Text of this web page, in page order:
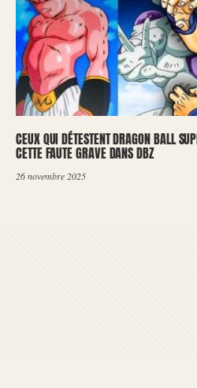
CEUX QUI DÉTESTENT DRAGON BALL
CETTE FAUTE GRAVE DANS DBZ
26 novembre 2025